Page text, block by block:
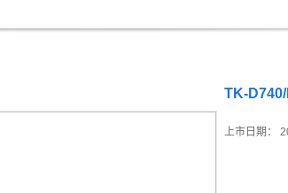
TK-
上市日期：